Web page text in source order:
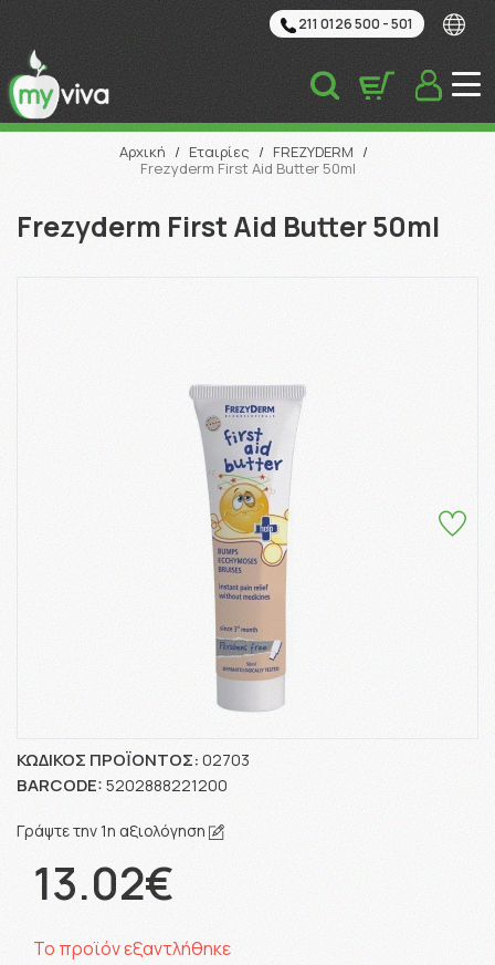
211 0126 500 - 501
Αναζήτηση
Αρχική / Εταιρίες / FREZYDERM /
Frezyderm First Aid Butter 50ml
Frezyderm First Aid Butter 50ml
ΚΩΔΙΚΌΣ ΠΡΟΪΌΝΤΟΣ: 02703
BARCODE: 5202888221200
Γράψτε την 1η αξιολόγηση
13.02€
Το προϊόν εξαντλήθηκε